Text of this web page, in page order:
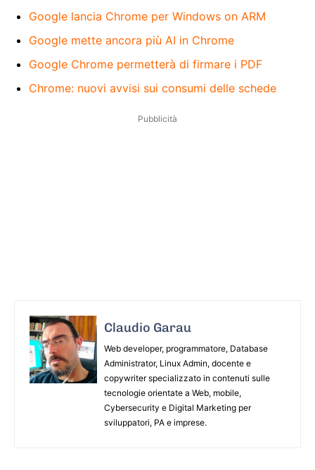
Google lancia Chrome per Windows on ARM
Google mette ancora più AI in Chrome
Google Chrome permetterà di firmare i PDF
Chrome: nuovi avvisi sui consumi delle schede
Pubblicità
Claudio Garau
Web developer, programmatore, Database
Administrator, Linux Admin, docente e
copywriter specializzato in contenuti sulle
tecnologie orientate a Web, mobile,
Cybersecurity e Digital Marketing per
sviluppatori, PA e imprese.